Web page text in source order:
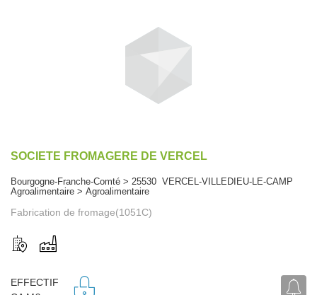
SOCIETE FROMAGERE DE VERCEL
Bourgogne-Franche-Comté > 25530 VERCEL-VILLEDIEU-LE-CAMP
Agroalimentaire > Agroalimentaire
Fabrication de fromage(1051C)
EFFECTIF